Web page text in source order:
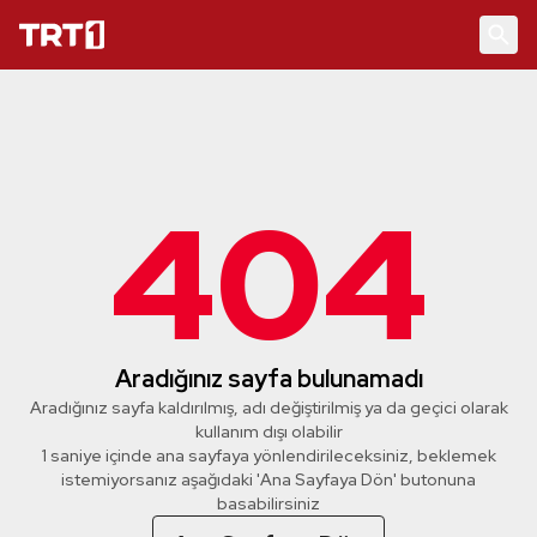
404
Aradığınız sayfa bulunamadı
Aradığınız sayfa kaldırılmış, adı değiştirilmiş ya da geçici olarak
kullanım dışı olabilir
1 saniye içinde ana sayfaya yönlendirileceksiniz, beklemek
istemiyorsanız aşağıdaki 'Ana Sayfaya Dön' butonuna
basabilirsiniz